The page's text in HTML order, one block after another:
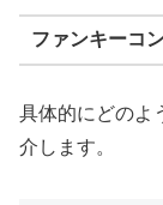
ファンキーコ
具体的にどのよ
介します。